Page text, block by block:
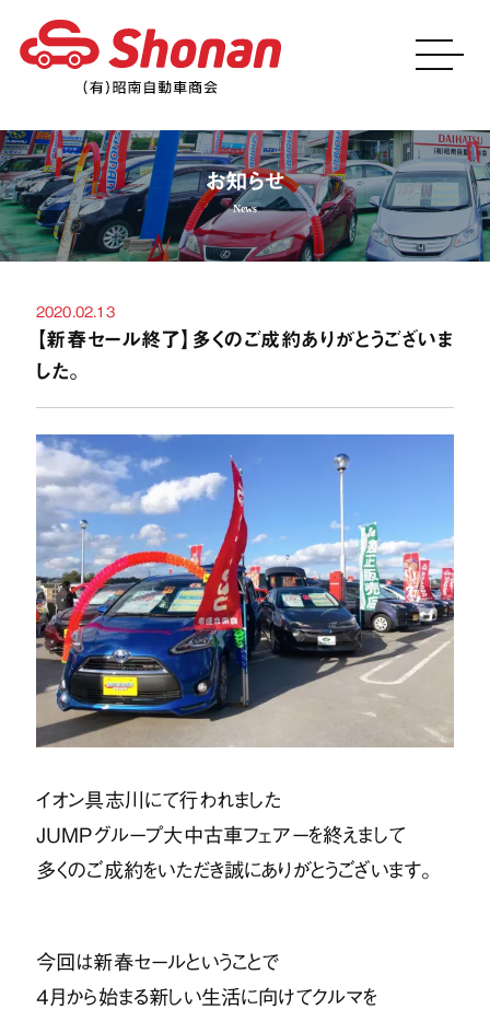
お知らせ
2020.02.13
【新春セール終了】多くのご成約ありがとうございま
した。
イオン具志川にて行われました
JUMPグループ大中古車フェアーを終えまして
多くのご成約をいただき誠にありがとうございます。
今回は新春セールということで
4月から始まる新しい生活に向けてクルマを